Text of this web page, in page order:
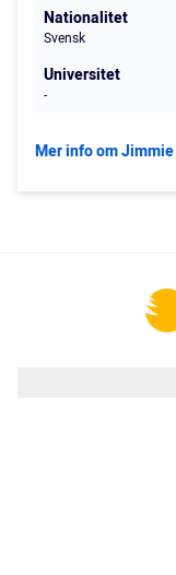
Nationalitet
Svensk
Universitet
-
Mer info om